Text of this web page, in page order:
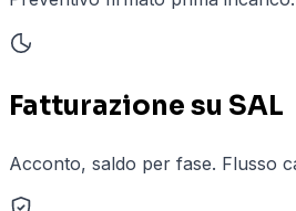
Fatturazione su SAL
Acconto, saldo per fase. Flusso